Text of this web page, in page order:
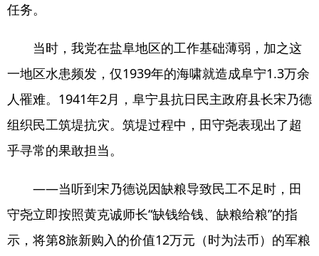
任务。
当时，我党在盐阜地区的工作基础薄弱，加之这
一地区水患频发，仅1939年的海啸就造成阜宁1.3万余
人罹难。1941年2月，阜宁县抗日民主政府县长宋乃德
组织民工筑堤抗灾。筑堤过程中，田守尧表现出了超
乎寻常的果敢担当。
——当听到宋乃德说因缺粮导致民工不足时，田
守尧立即按照黄克诚师长“缺钱给钱、缺粮给粮”的指
示，将第8旅新购入的价值12万元（时为法币）的军粮